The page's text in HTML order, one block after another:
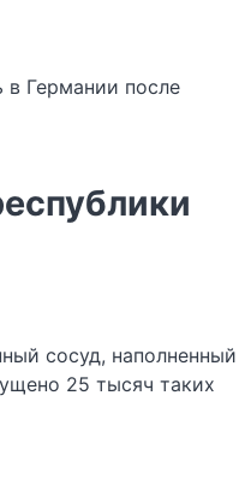
Германии после
сосуд, наполненный
25 тысяч таких